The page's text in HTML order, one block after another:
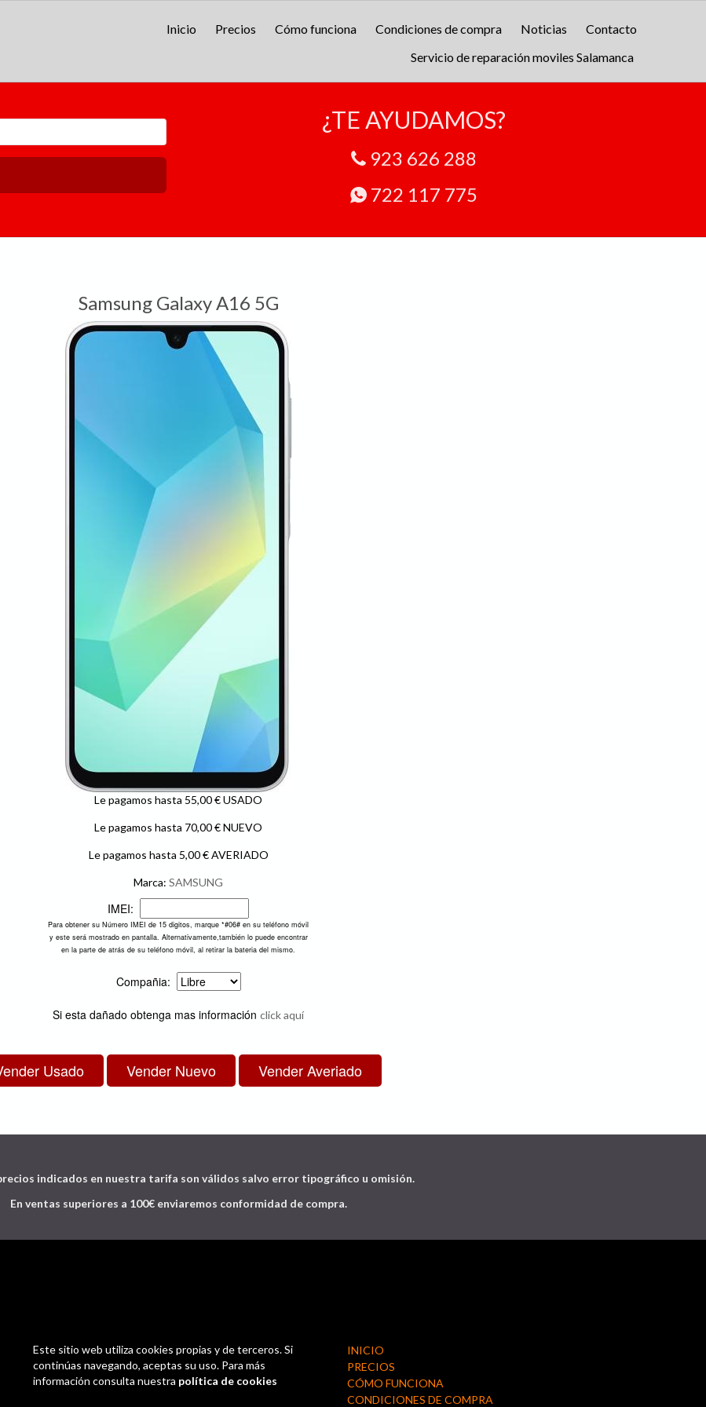
Inicio Precios Cómo funciona Condiciones de compra Noticias
Contacto
Servicio de reparación moviles Salamanca
¿TE AYUDAMOS?
923 626 288
722 117 775
Samsung Galaxy A16 5G
Le pagamos hasta 55,00 € USADO
Le pagamos hasta 70,00 € NUEVO
Le pagamos hasta 5,00 € AVERIADO
Marca: SAMSUNG
IMEI:
Para obtener su Número IMEI de 15 digitos, marque *#06# en su teléfono móvil
y este será mostrado en pantalla. Alternativamente,también lo puede encontrar
en la parte de atrás de su teléfono móvil, al retirar la bateria del mismo.
Compañia:
Si esta dañado obtenga mas información click aquí
indicados en nuestra tarifa son válidos salvo error tipográfico u omisión.
En ventas superiores a 100€ enviaremos conformidad de compra.
Este sitio web utiliza cookies propias y de terceros. Si
continúas navegando, aceptas su uso. Para más
información consulta nuestra política de cookies
INICIO
PRECIOS
CÓMO FUNCIONA
CONDICIONES DE COMPRA